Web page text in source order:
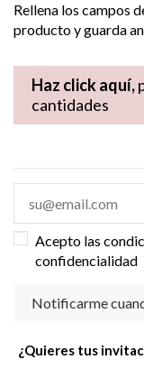
Rellena los campos
producto y guarda
Haz click aquí,
cantidades
Acepto las
confidencialidad
¿Quieres tus